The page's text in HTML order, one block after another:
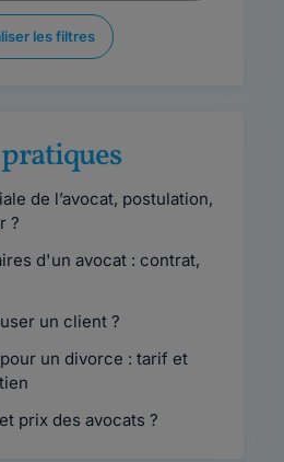
les filtres
pratiques
de l’avocat, postulation,
?
d'un avocat : contrat,
un client ?
un divorce : tarif et
prix des avocats ?